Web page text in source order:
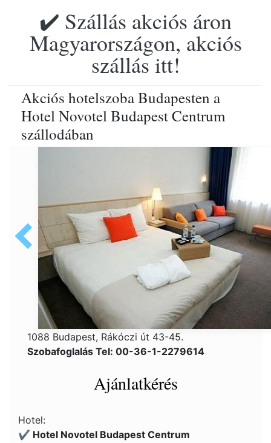
✔️ Szállás akciós áron
Magyarországon, akciós
szállás itt!
Akciós hotelszoba Budapesten a
Hotel Novotel Budapest Centrum
szállodában
1088 Budapest, Rákóczi út 43-45.
Szobafoglalás Tel: 00-36-1-2279614
Ajánlatkérés
Hotel:
✔️ Hotel Novotel Budapest Centrum